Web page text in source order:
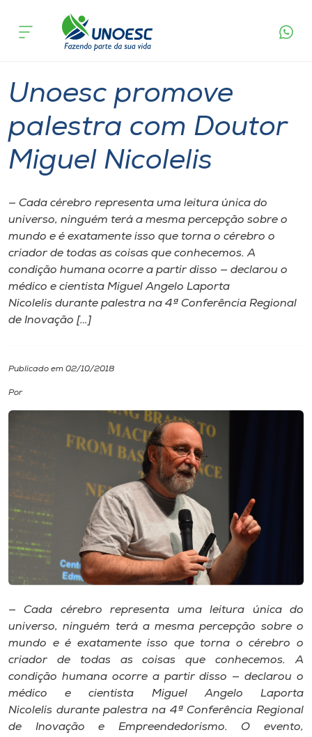
Cursos
Pesquisa
Atendimento ao Estudante
Portal de Ensino
A
Internacionalização
Cultura
CPA
Biblioteca
Editora
Museu
Unoesc
Store
acontece
Unoesc promove
palestra com Doutor
Miguel Nicolelis
— Cada cérebro representa uma leitura única do
universo, ninguém terá a mesma percepção sobre o
mundo e é exatamente isso que torna o cérebro o
criador de todas as coisas que conhecemos. A
condição humana ocorre a partir disso — declarou o
médico e cientista Miguel Angelo Laporta
Nicolelis durante palestra na 4ª Conferência Regional
de Inovação […]
Publicado em 02/10/2018
Por
— Cada cérebro representa uma leitura única do
universo, ninguém terá a mesma percepção sobre o
mundo e é exatamente isso que torna o cérebro o
criador de todas as coisas que conhecemos. A
condição humana ocorre a partir disso — declarou o
médico e cientista Miguel Angelo Laporta
Nicolelis durante palestra na 4ª Conferência Regional
de Inovação e Empreendedorismo. O evento,